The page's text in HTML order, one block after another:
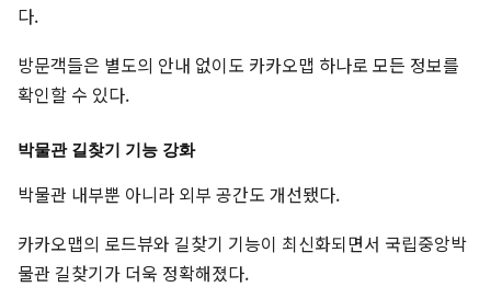
다.
방문객들은 별도의 안내 없이도 카카오맵 하나로 모든 정보를
확인할 수 있다.
박물관 길찾기 기능 강화
박물관 내부뿐 아니라 외부 공간도 개선됐다.
카카오맵의 로드뷰와 길찾기 기능이 최신화되면서 국립중앙박
물관 길찾기가 더욱 정확해졌다.